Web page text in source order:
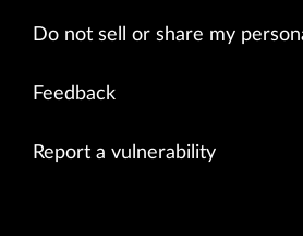
Do not sell or share my
Feedback
Report a vulnerability